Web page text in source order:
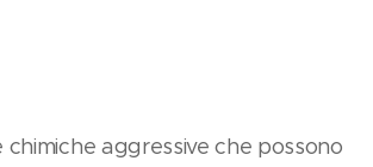
aggressive che possono